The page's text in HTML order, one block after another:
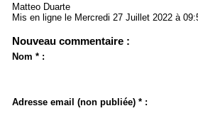
Matteo Duarte
Mis en ligne le Mercredi 27 Juillet 2022 à
Nouveau commentaire :
Nom * :
Adresse email (non publiée) * :